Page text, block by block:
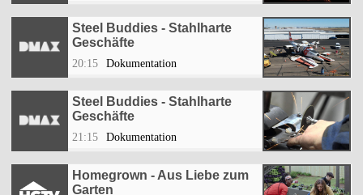
Steel Buddies - Stahlharte
Geschäfte
20:15 Dokumentation
Steel Buddies - Stahlharte
Geschäfte
21:15 Dokumentation
Homegrown - Aus Liebe zum
Garten